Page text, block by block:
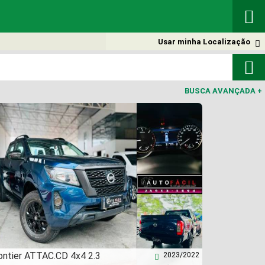


Usar minha Localização

BUSCA AVANÇADA +
ATTAC.CD 4x4 2.3 2023/2022
